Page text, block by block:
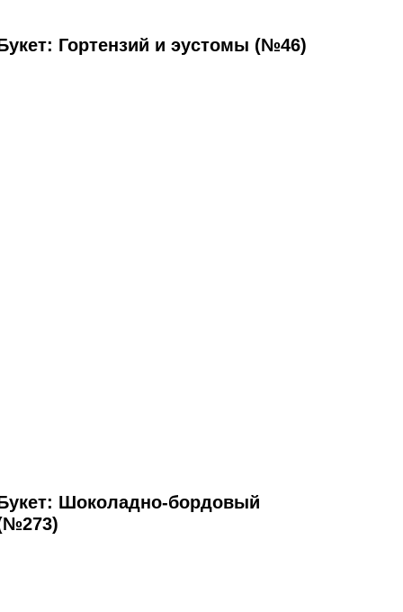
Гортензий и эустомы (№46)
Шоколадно-бордовый